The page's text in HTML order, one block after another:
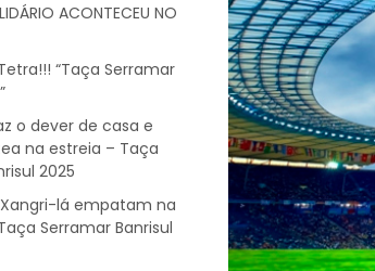
ACONTECEU NO
“Taça Serramar
o dever de casa e
na estreia – Taça
2025
Xangri-lá empatam na
Serramar Banrisul